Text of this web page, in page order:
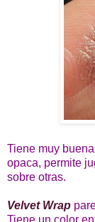
Tiene muy
opaca, permite
sobre otras.
Velvet Wrap
Tiene un color